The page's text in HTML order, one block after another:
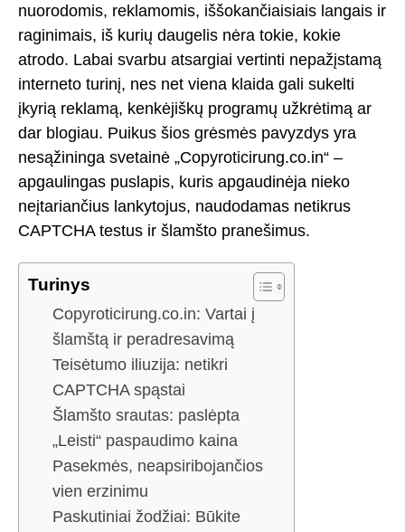
nuorodomis, reklamomis, iššokančiaisiais langais ir
raginimais, iš kurių daugelis nėra tokie, kokie
atrodo. Labai svarbu atsargiai vertinti nepažįstamą
interneto turinį, nes net viena klaida gali sukelti
įkyrią reklamą, kenkėjiškų programų užkrėtimą ar
dar blogiau. Puikus šios grėsmės pavyzdys yra
nesąžininga svetainė „Copyroticirung.co.in“ –
apgaulingas puslapis, kuris apgaudinėja nieko
neįtariančius lankytojus, naudodamas netikrus
CAPTCHA testus ir šlamšto pranešimus.
Turinys
Copyroticirung.co.in: Vartai į
šlamštą ir peradresavimą
Teisėtumo iliuzija: netikri
CAPTCHA spąstai
Šlamšto srautas: paslėpta
„Leisti“ paspaudimo kaina
Pasekmės, neapsiribojančios
vien erzinimu
Paskutiniai žodžiai: Būkite